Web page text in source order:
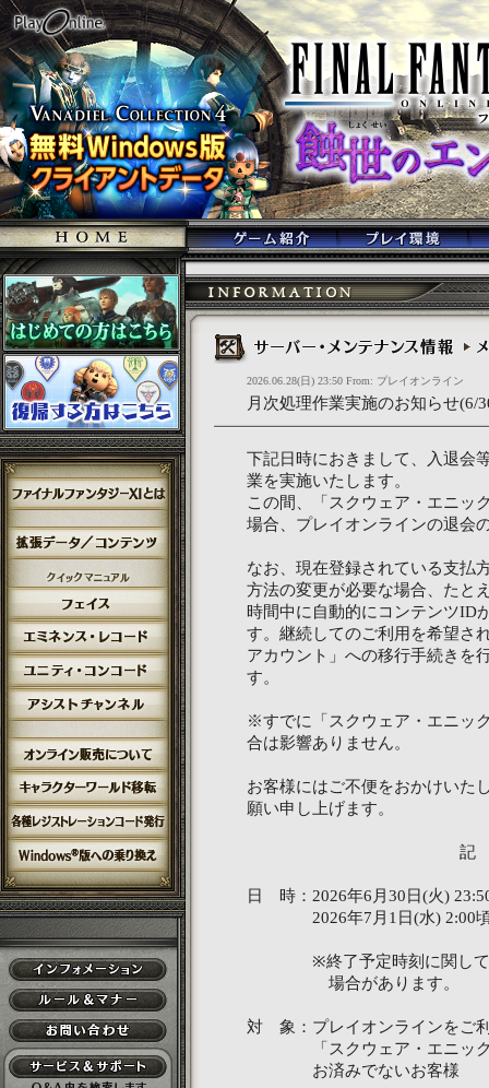
2026.06.28(日) 23:50 From: プレイオンライン
月次処理作業実施のお知らせ(6/
下記日時におきまして、入退会
業を実施いたします。
この間、「スクウェア・エニッ
場合、プレイオンラインの退会
なお、現在登録されている支払
方法の変更が必要な場合、たと
時間中に自動的にコンテンツID
す。継続してのご利用を希望さ
アカウント」への移行手続きを
す。
※すでに「スクウェア・エニッ
合は影響ありません。
お客様にはご不便をおかけいた
願い申し上げます。
記
日 時：2026年6月30日(火)
2026年7月1日(水) 2:00頃
※終了予定時刻に関しては
場合があります。
対 象：プレイオンラインをご
「スクウェア・エニックス
お済みでないお客様